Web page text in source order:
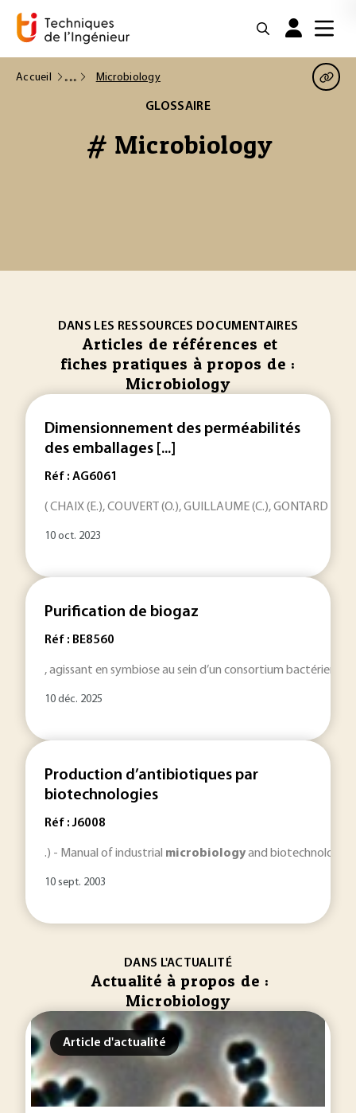
Accueil Microbiology
GLOSSAIRE
# Microbiology
DANS LES RESSOURCES DOCUMENTAIRES
Articles de références et
fiches pratiques à propos de :
Microbiology
Dimensionnement des perméabilités
des emballages [...]
Réf : AG6061
( CHAIX (E.), COUVERT (O.), GUILLAUME (C.), GONTARD
10 oct. 2023
Purification de biogaz
Réf : BE8560
, agissant en symbiose au sein d’un consortium bactérien
10 déc. 2025
Production d’antibiotiques par
biotechnologies
Réf : J6008
.) - Manual of industrial microbiologyand biotechnology
10 sept. 2003
DANS L'ACTUALITÉ
Actualité à propos de :
Microbiology
Article d'actualité